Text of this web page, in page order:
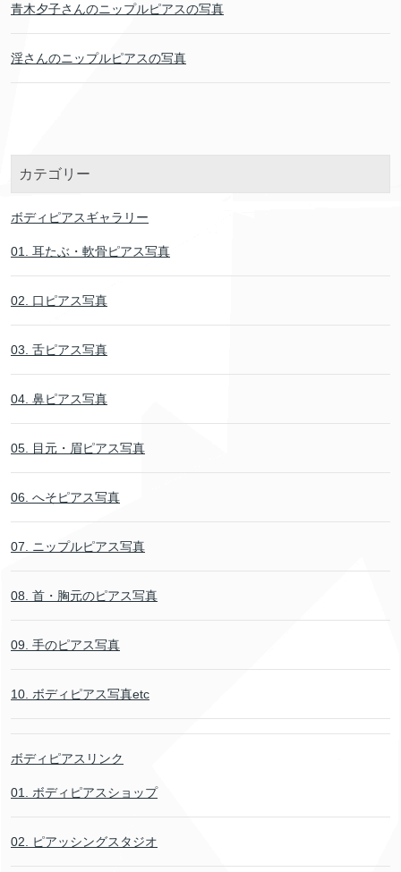
青木夕子さんのニップルピアスの写真
淫さんのニップルピアスの写真
カテゴリー
ボディピアスギャラリー
01. 耳たぶ・軟骨ピアス写真
02. 口ピアス写真
03. 舌ピアス写真
04. 鼻ピアス写真
05. 目元・眉ピアス写真
06. へそピアス写真
07. ニップルピアス写真
08. 首・胸元のピアス写真
09. 手のピアス写真
10. ボディピアス写真etc
ボディピアスリンク
01. ボディピアスショップ
02. ピアッシングスタジオ